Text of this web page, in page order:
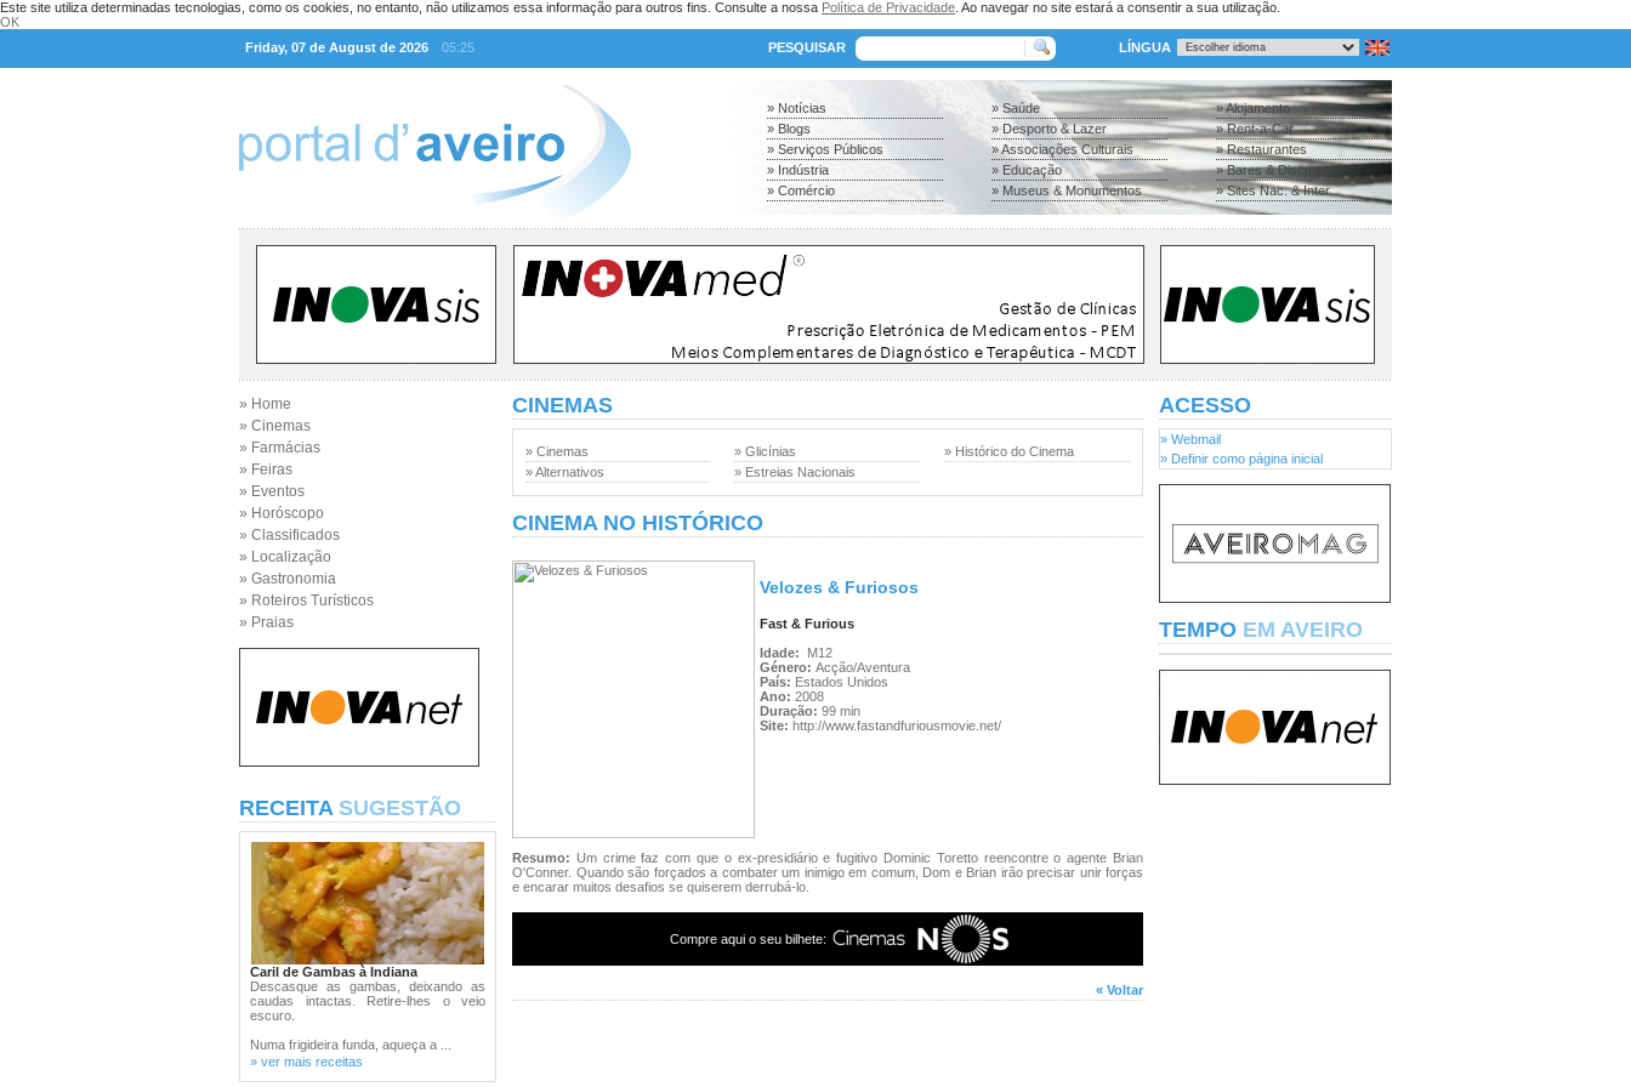
Este site utiliza determinadas tecnologias, como os cookies, no entanto, não utilizamos essa informação para outros fins. Consulte a nossa Política de Privacidade . Ao navegar no site estará a consentir a sua utilização.
OK
Friday, 07 de August de 2026
05:25 PESQUISAR LÍNGUA
» Notícias
» Blogs
» Serviços Públicos
» Indústria
» Comércio
» Saúde
» Desporto & Lazer
» Associações Culturais
» Educação
» Museus & Monumentos
» Alojamento
» Rent-a-Car
» Restaurantes
» Bares & Discotecas
» Sites Nac. & Inter.
» Home
» Cinemas
» Farmácias
» Feiras
» Eventos
» Horóscopo
» Classificados
» Localização
» Gastronomia
» Roteiros Turísticos
» Praias
RECEITA SUGESTÃO
Caril de Gambas à Indiana
Descasque as gambas, deixando as
caudas intactas. Retire-lhes o veio
escuro.
Numa frigideira funda, aqueça a ...
» ver mais receitas
CINEMAS
» Cinemas
» Alternativos
» Glicínias
» Estreias Nacionais
» Histórico do Cinema
CINEMA NO HISTÓRICO
Velozes & Furiosos
Fast & Furious
Idade:
M12
Género: Acção/Aventura
País: Estados Unidos
Ano: 2008
Duração: 99 min
Site: http://www.fastandfuriousmovie.net/
Resumo: Um crime faz com que o ex-presidiário e fugitivo Dominic Toretto reencontre o agente Brian
O'Conner. Quando são forçados a combater um inimigo em comum, Dom e Brian irão precisar unir forças
e encarar muitos desafios se quiserem derrubá-lo.
Compre aqui o seu bilhete:
« Voltar
ACESSO
» Webmail
» Definir como página inicial
TEMPO EM AVEIRO